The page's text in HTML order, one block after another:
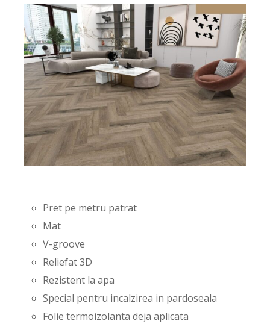
Pret pe metru patrat
Mat
V-groove
Reliefat 3D
Rezistent la apa
Special pentru incalzirea in pardoseala
Folie termoizolanta deja aplicata